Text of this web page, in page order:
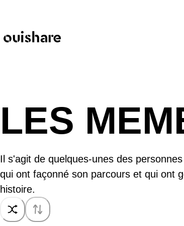
LES
Il s'agit de quelques-unes des
qui ont façonné son parcours et qui ont
histoire.